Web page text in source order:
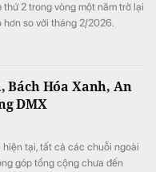
thứ 2 trong vòng một năm trở lại
hơn so với tháng 2/2026.
Bách Hóa Xanh, An
DMX
hiện tại, tất cả các chuỗi ngoài
góp tổng cộng chưa đến